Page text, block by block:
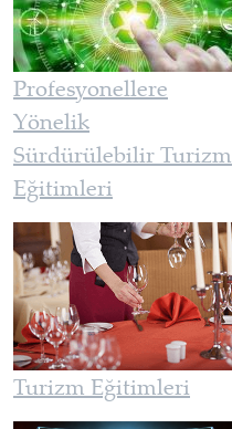
Profesyonellere
Yönelik
Sürdürülebilir Turizm
Eğitimleri
Turizm Eğitimleri